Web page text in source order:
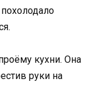
кухни. Она
руки на